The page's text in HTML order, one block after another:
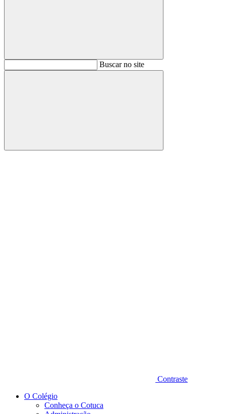
BuscarBuscar no site
Buscar
Contraste
O Colégio
Conheça o Cotuca